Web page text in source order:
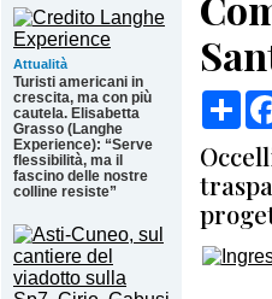
Attualità
Turisti americani in
crescita, ma con più
cautela. Elisabetta
Grasso (Langhe
Experience): “Serve
flessibilità, ma il
fascino delle nostre
colline resiste”